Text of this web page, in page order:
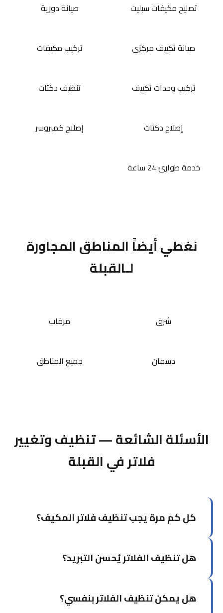
تصليح مكيفات سبليت صيانة دورية
صيانة تكييف مركزي تركيب مكيفات
تركيب وحدات تكييف تنظيف دكتات
إصلاح دكتات إصلاح كمبروسر
خدمة طوارئ 24 ساعة
نغطي أيضاً المناطق المجاورة
لـالقبلة
شرق مرقاب
دسمان جميع المناطق
الأسئلة الشائعة — تنظيف وتغيير
فلاتر في القبلة
كل كم مرة يجب تنظيف فلاتر المكيف؟
خلال موسم الصيف بسبب الأتربة والرمال، وكل ثلاثة
هل تنظيف الفلاتر يُحسن التبريد؟
الهواء وتُعيد كفاءة التبريد لمستواها الطبيعي.
هل يمكن تنظيف الفلاتر بنفسي؟